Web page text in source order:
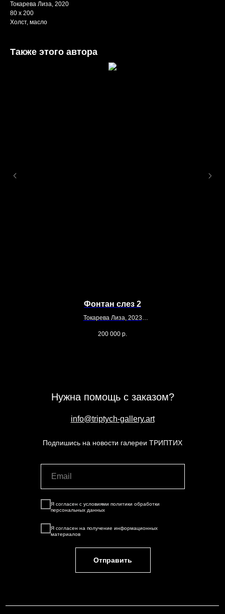
Токарева Лиза, 2020
80 х 200
Холст, масло
Также этого автора
Фонтан слез 2
Токарева Лиза, 2023
Холст, масло, акрил
200 000 р.
Нужна помощь с заказом?
info@triptych-gallery.art
Подпишись на новости галереи ТРИПТИХ
Я согласен с условиями политики обработки
персональных данных
Я согласен на получение информационных
материалов
Отправить